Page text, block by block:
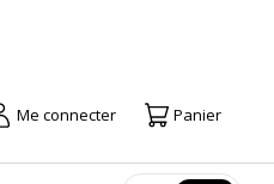
Me connecter Panier